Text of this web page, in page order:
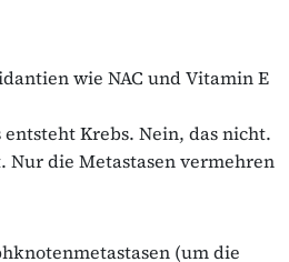
wie NAC und Vitamin E
Krebs. Nein, das nicht.
die Metastasen vermehren
(um die